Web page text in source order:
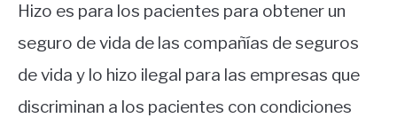
Hizo es para los pacientes para obtener un
seguro de vida de las compañías de seguros
de vida y lo hizo ilegal para las empresas que
discriminan a los pacientes con condiciones